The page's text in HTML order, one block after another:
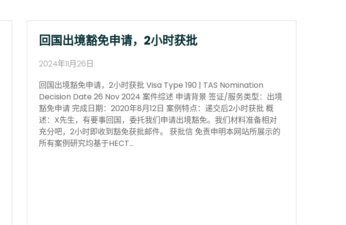
回国出境豁免申请，2小时获批
2024年11月26日
回国出境豁免申请，2小时获批 Visa Type 190 | TAS Nomination
Decision Date 26 Nov 2024 案件综述 申请背景 签证/服务类型：出境
豁免申请 完成日期：2020年8月12日 案例特点：递交后2小时获批 概
述：X先生，有要事回国，委托我们申请出境豁免。我们材料准备相对
充分吧，2小时即收到豁免获批邮件。 获批信 免责申明本网站所展示的
所有案例研究均基于HECT…